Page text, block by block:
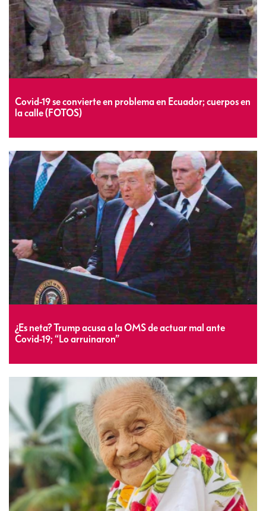
Covid-19 se convierte en problema en Ecuador; cuerpos en
la calle (FOTOS)
¿Es neta? Trump acusa a la OMS de actuar mal ante
Covid-19; “Lo arruinaron”